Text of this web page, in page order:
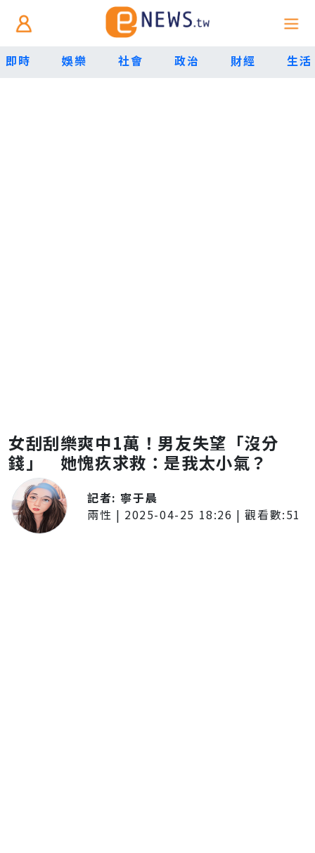
即時 娛樂 社會 政治 財經 生活
女刮刮樂爽中1萬！男友失望「沒分
錢」 她愧疚求救：是我太小氣？
記者: 寧于晨
兩性 | 2025-04-25 18:26 | 觀看數:51